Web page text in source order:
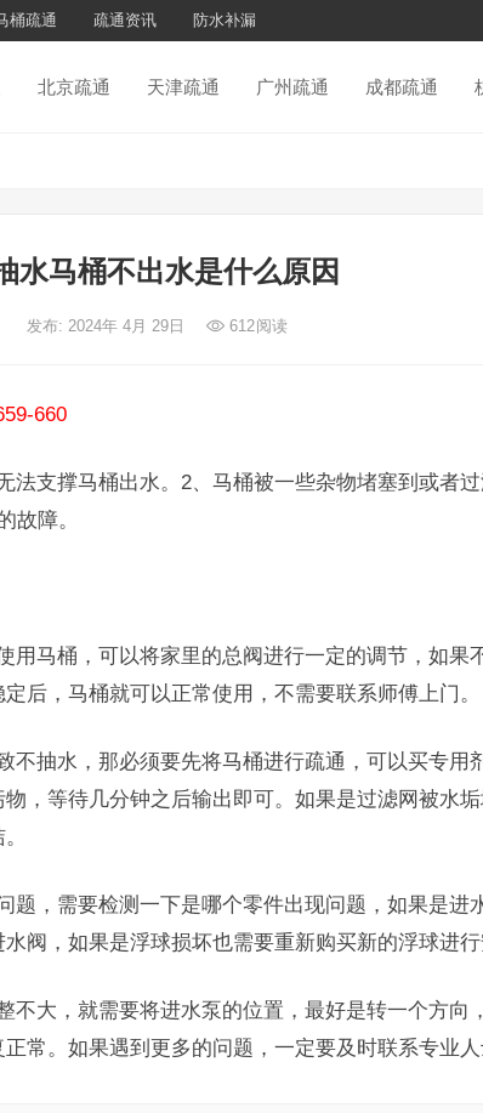
桶疏通 疏通资讯 防水补漏
北京疏通 天津疏通 广州疏通 成都疏通
水马桶不出水是什么原因
发布: 2024年 4月 29日 612阅读
660
法支撑马桶出水。2、马桶被一些杂物堵塞到或者
故障。
用马桶，可以将家里的总阀进行一定的调节，如果
后，马桶就可以正常使用，不需要联系师傅上门。
不抽水，那必须要先将马桶进行疏通，可以买专用
，等待几分钟之后输出即可。如果是过滤网被水
题，需要检测一下是哪个零件出现问题，如果是进
阀，如果是浮球损坏也需要重新购买新的浮球进行
不大，就需要将进水泵的位置，最好是转一个方向
常。如果遇到更多的问题，一定要及时联系专业人